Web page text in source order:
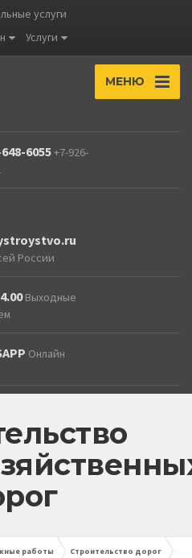
услуги
Услуги
МЕНЮ
6055+7-926-
России
Выходные
Онлайн
работы Строительство дорог